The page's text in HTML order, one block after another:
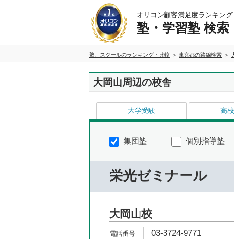
オリコン顧客満足度ランキング
塾・学習塾 検索
塾、スクールのランキング・比較 東京都の路線検索
大岡山周辺の校舎
大学受験 高
集団塾 個別指導塾
栄光ゼミナール
大岡山校
03-3724-9771